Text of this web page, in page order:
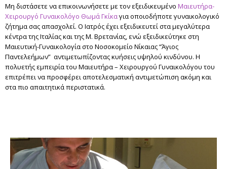
Μη διστάσετε να επικοινωνήσετε με τον εξειδικευμένο Μαιευτήρα-
Χειρουργό Γυναικολόγο Θωμά Γκίκαγια οποιοδήποτε γυναικολογικό
ζήτημα σας απασχολεί. Ο Ιατρός έχει εξειδικευτεί στα μεγαλύτερα
κέντρα της Ιταλίας και της Μ. Βρετανίας, ενώ εξειδικεύτηκε στη
Μαιευτική-Γυναικολογία στο Νοσοκομείο Νίκαιας “Άγιος
Παντελεήμων” αντιμετωπίζοντας κυήσεις υψηλού κινδύνου. Η
πολυετής εμπειρία του Μαιευτήρα – Χειρουργού Γυναικολόγου του
επιτρέπει να προσφέρει αποτελεσματική αντιμετώπιση ακόμη και
στα πιο απαιτητικά περιστατικά.